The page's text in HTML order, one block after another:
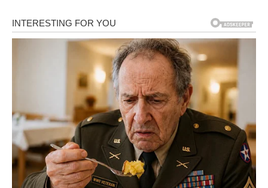
Potrebni sastojci za sos su sledeći:
1 žlica paste od rajčice
crni papar po ukusu
KAKO SE PRAVI KEBAB?